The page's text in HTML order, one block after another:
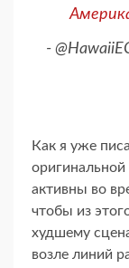
-
Как я уже
оригинальной
активны во
чтобы из
худшему
возле линий